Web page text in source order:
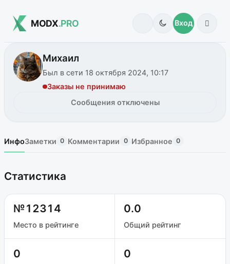
MODX.PRO Вход
Михаил
Был в сети 18 октября 2024, 10:17
Заказы не принимаю
Сообщения отключены
ИнфоЗаметки 0 Комментарии 0 Избранное 0
Статистика
№12314
Место в рейтинге
0.0
Общий рейтинг
0 0